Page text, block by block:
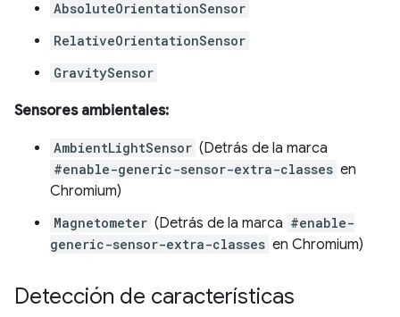
AbsoluteOrientationSensor
RelativeOrientationSensor
GravitySensor
Sensores ambientales:
AmbientLightSensor (Detrás de la marca
#enable-generic-sensor-extra-classes en
Chromium)
Magnetometer (Detrás de la marca #enable-
generic-sensor-extra-classes en Chromium)
Detección de características